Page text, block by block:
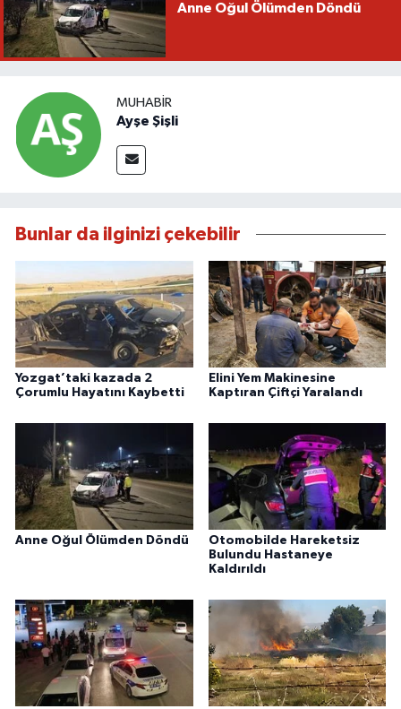
Anne Oğul Ölümden Döndü
MUHABIR
Ayşe Şişli
Bunlar da ilginizi çekebilir
Yozgat’taki kazada 2
Çorumlu Hayatını Kaybetti
Elini Yem Makinesine
Kaptıran Çiftçi Yaralandı
Anne Oğul Ölümden Döndü
Otomobilde Hareketsiz
Bulundu Hastaneye
Kaldırıldı